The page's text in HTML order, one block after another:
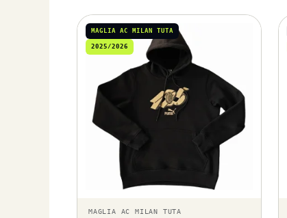
MAGLIA AC MILAN TUTA
2025/2026
MAGLIA AC MILAN TUTA